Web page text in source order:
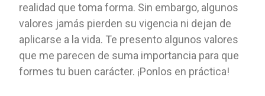
realidad que toma forma. Sin embargo, algunos
valores jamás pierden su vigencia ni dejan de
aplicarse a la vida. Te presento algunos valores
que me parecen de suma importancia para que
formes tu buen carácter. ¡Ponlos en práctica!